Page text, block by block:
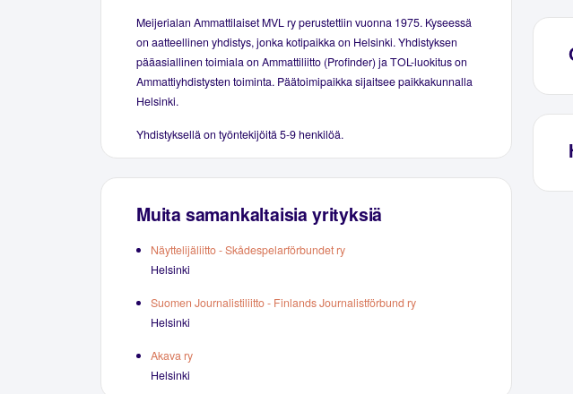
Meijerialan Ammattilaiset MVL ry perustettiin vuonna 1975. Kyseessä
on aatteellinen yhdistys, jonka kotipaikka on Helsinki. Yhdistyksen
pääasiallinen toimiala on Ammattiliitto (Profinder) ja TOL-luokitus on
Ammattiyhdistysten toiminta. Päätoimipaikka sijaitsee paikkakunnalla
Helsinki.
Yhdistyksellä on työntekijöitä 5-9 henkilöä.
Muita samankaltaisia yrityksiä
Näyttelijäliitto - Skådespelarförbundet ry
Helsinki
Suomen Journalistiliitto - Finlands Journalistförbund ry
Helsinki
Akava ry
Helsinki